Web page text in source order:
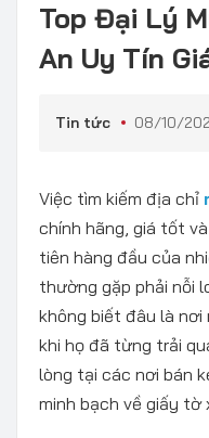
Top Đại Lý
An Uy Tín
Tin tức 08/10/
Việc tìm kiếm địa chỉ
chính hãng, giá tốt
tiên hàng đầu của
thường gặp phải nỗi
không biết đâu là
khi họ đã từng trải
lòng tại các nơi bán
minh bạch về giấy tờ